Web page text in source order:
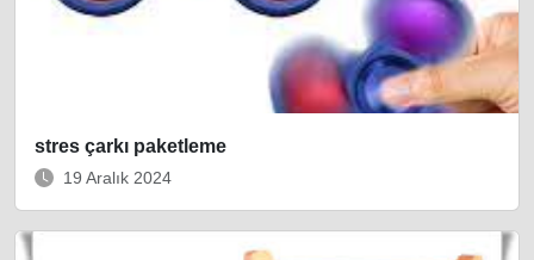
stres çarkı paketleme
19 Aralık 2024